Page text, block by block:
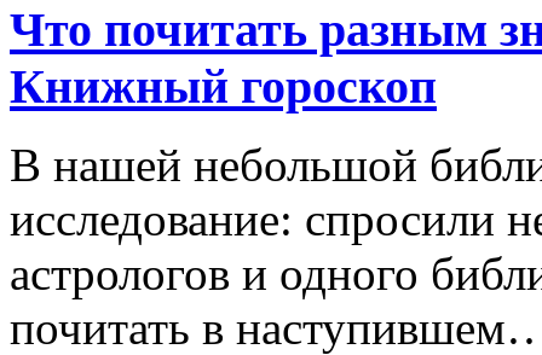
Что почитать разным
Книжный гороскоп
В нашей небольшой
исследование: спросили
астрологов и одного
почитать в